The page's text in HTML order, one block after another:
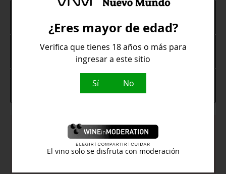
Maridaje
Aperitivos, Arroces, Carne blanca,
Pescados blancos
13º
Se presenta limpio, brillante, de color
amarillo claro con destellos
¿Eres mayor de edad?
Verifica que tienes 18 años o más para
ingresar a este sitio
Sí No
El vino solo se disfruta con moderación